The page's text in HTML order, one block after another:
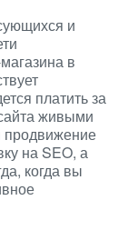
и
в
платить за
живыми
продвижение
на SEO, а
когда вы